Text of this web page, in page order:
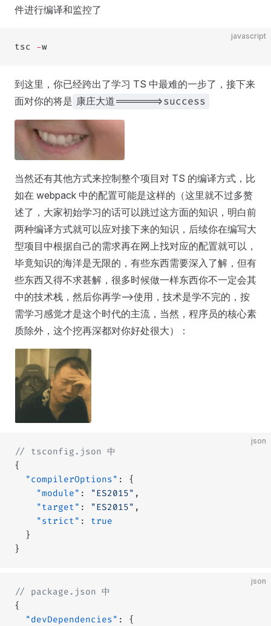
件进行编译和监控了
javascript
tsc -w
到这里，你已经跨出了学习 TS 中最难的一步了，接下来
面对你的将是 康庄大道=======>success
当然还有其他方式来控制整个项目对 TS 的编译方式，比
如在 webpack 中的配置可能是这样的（这里就不过多赘
述了，大家初始学习的话可以跳过这方面的知识，明白前
两种编译方式就可以应对接下来的知识，后续你在编写大
型项目中根据自己的需求再在网上找对应的配置就可以，
毕竟知识的海洋是无限的，有些东西需要深入了解，但有
些东西又得不求甚解，很多时候做一样东西你不一定会其
中的技术栈，然后你再学-->使用，技术是学不完的，按
需学习感觉才是这个时代的主流，当然，程序员的核心素
质除外，这个挖再深都对你好处很大）：
json
// tsconfig.json 中
{
  "compilerOptions"
: {
    "module"
: "ES2015" ,
    "target"
: "ES2015" ,
    "strict"
: true
  }
}
json
// package.json 中
{
  "devDependencies"
: {